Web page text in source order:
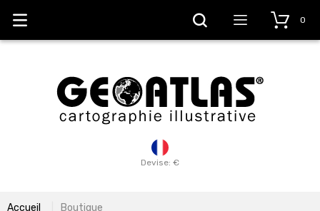
Devise: €
0
Accueil Boutique